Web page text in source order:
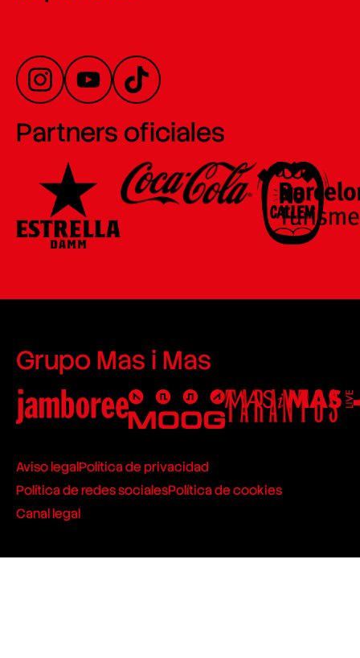
Partners oficiales
Grupo Mas i Mas
Aviso legalPolítica de privacidad
Política de redes socialesPolítica de cookies
Canal legal